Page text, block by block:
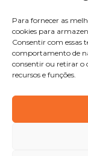
Para fornecer as
cookies para
Consentir com essas
comportamento de
consentir ou retirar o
recursos e funções.
Copyright © 2025
reservados
Designed by